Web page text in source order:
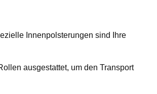
Innenpolsterungen sind Ihre
ausgestattet, um den Transport